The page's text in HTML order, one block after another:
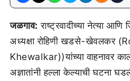
जळगाव: राष्ट्रवादीच्या नेत्या आणि
अध्यक्षा रोहिणी खडसे-खेवलकर
Khewalkar))यांच्या वाहनावर
अज्ञातांनी हल्ला केल्याची घटना